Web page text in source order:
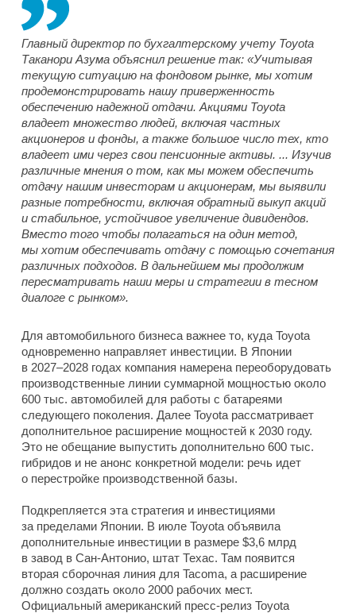
Главный директор по бухгалтерскому учету Toyota
Таканори Азума объяснил решение так: «Учитывая
текущую ситуацию на фондовом рынке, мы хотим
продемонстрировать нашу приверженность
обеспечению надежной отдачи. Акциями Toyota
владеет множество людей, включая частных
акционеров и фонды, а также большое число тех, кто
владеет ими через свои пенсионные активы. ... Изучив
различные мнения о том, как мы можем обеспечить
отдачу нашим инвесторам и акционерам, мы выявили
разные потребности, включая обратный выкуп акций
и стабильное, устойчивое увеличение дивидендов.
Вместо того чтобы полагаться на один метод,
мы хотим обеспечивать отдачу с помощью сочетания
различных подходов. В дальнейшем мы продолжим
пересматривать наши меры и стратегии в тесном
диалоге с рынком».
Для автомобильного бизнеса важнее то, куда Toyota
одновременно направляет инвестиции. В Японии
в 2027–2028 годах компания намерена переоборудовать
производственные линии суммарной мощностью около
600 тыс. автомобилей для работы с батареями
следующего поколения. Далее Toyota рассматривает
дополнительное расширение мощностей к 2030 году.
Это не обещание выпустить дополнительно 600 тыс.
гибридов и не анонс конкретной модели: речь идет
о перестройке производственной базы.
Подкрепляется эта стратегия и инвестициями
за пределами Японии. В июле Toyota объявила
дополнительные инвестиции в размере $3,6 млрд
в завод в Сан-Антонио, штат Техас. Там появится
вторая сборочная линия для Tacoma, а расширение
должно создать около 2000 рабочих мест.
Официальный американский пресс-релиз Toyota